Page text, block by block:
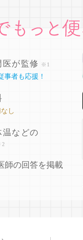
が監修 ※1
事者も応援！
し
などの
師の回答を掲載